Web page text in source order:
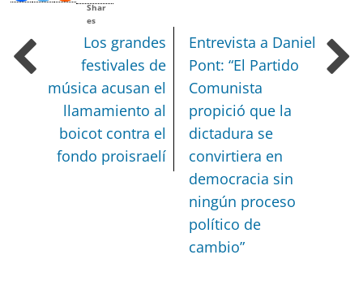
Shar
es
Los grandes
festivales de
música acusan el
llamamiento al
boicot contra el
fondo proisraelí
Entrevista a Daniel
Pont: “El Partido
Comunista
propició que la
dictadura se
convirtiera en
democracia sin
ningún proceso
político de
cambio”